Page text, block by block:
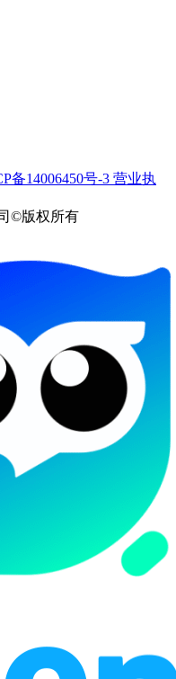
备14006450号-3 营业执
©版权所有